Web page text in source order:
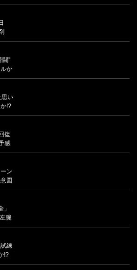
闘”
か
思い
!?
復
感
ン
図
腕
練
!?